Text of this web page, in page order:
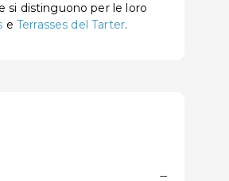
si distinguono per le loro
e Terrasses del Tarter.
−